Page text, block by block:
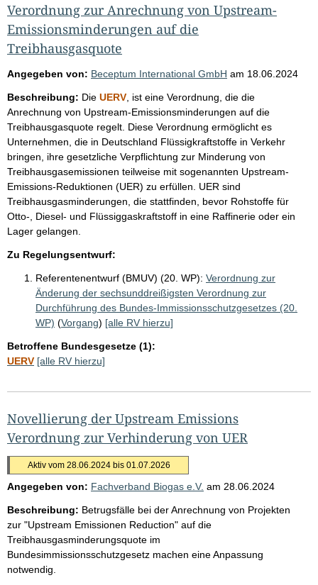
Verordnung zur Anrechnung von Upstream-
Emissionsminderungen auf die
Treibhausgasquote
Angegeben von: Beceptum International GmbH am 18.06.2024
Beschreibung: Die UERV , ist eine Verordnung, die die
Anrechnung von Upstream-Emissionsminderungen auf die
Treibhausgasquote regelt. Diese Verordnung ermöglicht es
Unternehmen, die in Deutschland Flüssigkraftstoffe in Verkehr
bringen, ihre gesetzliche Verpflichtung zur Minderung von
Treibhausgasemissionen teilweise mit sogenannten Upstream-
Emissions-Reduktionen (UER) zu erfüllen. UER sind
Treibhausgasminderungen, die stattfinden, bevor Rohstoffe für
Otto-, Diesel- und Flüssiggaskraftstoff in eine Raffinerie oder ein
Lager gelangen.
Zu Regelungsentwurf:
Referentenentwurf (BMUV) (20. WP): Verordnung zur
Änderung der sechsunddreißigsten Verordnung zur
Durchführung des Bundes-Immissionsschutzgesetzes (20.
WP) (Vorgang) [alle RV hierzu]
Betroffene Bundesgesetze (1):
UERV [alle RV hierzu]
Novellierung der Upstream Emissions
Verordnung zur Verhinderung von UER
Aktiv vom 28.06.2024 bis 01.07.2026
Angegeben von: Fachverband Biogas e.V. am 28.06.2024
Beschreibung: Betrugsfälle bei der Anrechnung von Projekten
zur "Upstream Emissionen Reduction" auf die
Treibhausgasminderungsquote im
Bundesimmissionsschutzgesetz machen eine Anpassung
notwendig.